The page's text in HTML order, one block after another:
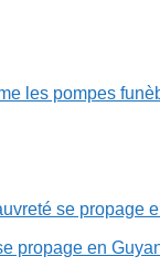
les pompes
propage en